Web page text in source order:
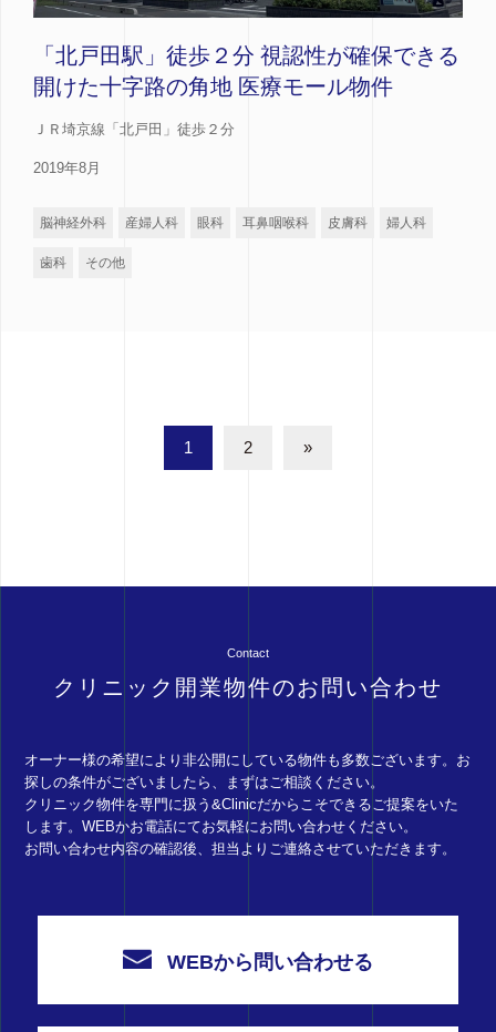
「北戸田駅」徒歩２分 視認性が確保できる
開けた十字路の角地 医療モール物件
ＪＲ埼京線「北戸田」徒歩２分
2019年8月
脳神経外科 産婦人科 眼科 耳鼻咽喉科 皮膚科 婦人科
歯科 その他
1 2 »
Contact
クリニック開業物件のお問い合わせ
オーナー様の希望により非公開にしている物件も多数ございます。お
探しの条件がございましたら、まずはご相談ください。
クリニック物件を専門に扱う&Clinicだからこそできるご提案をいた
します。WEBかお電話にてお気軽にお問い合わせください。
お問い合わせ内容の確認後、担当よりご連絡させていただきます。
WEBから問い合わせる